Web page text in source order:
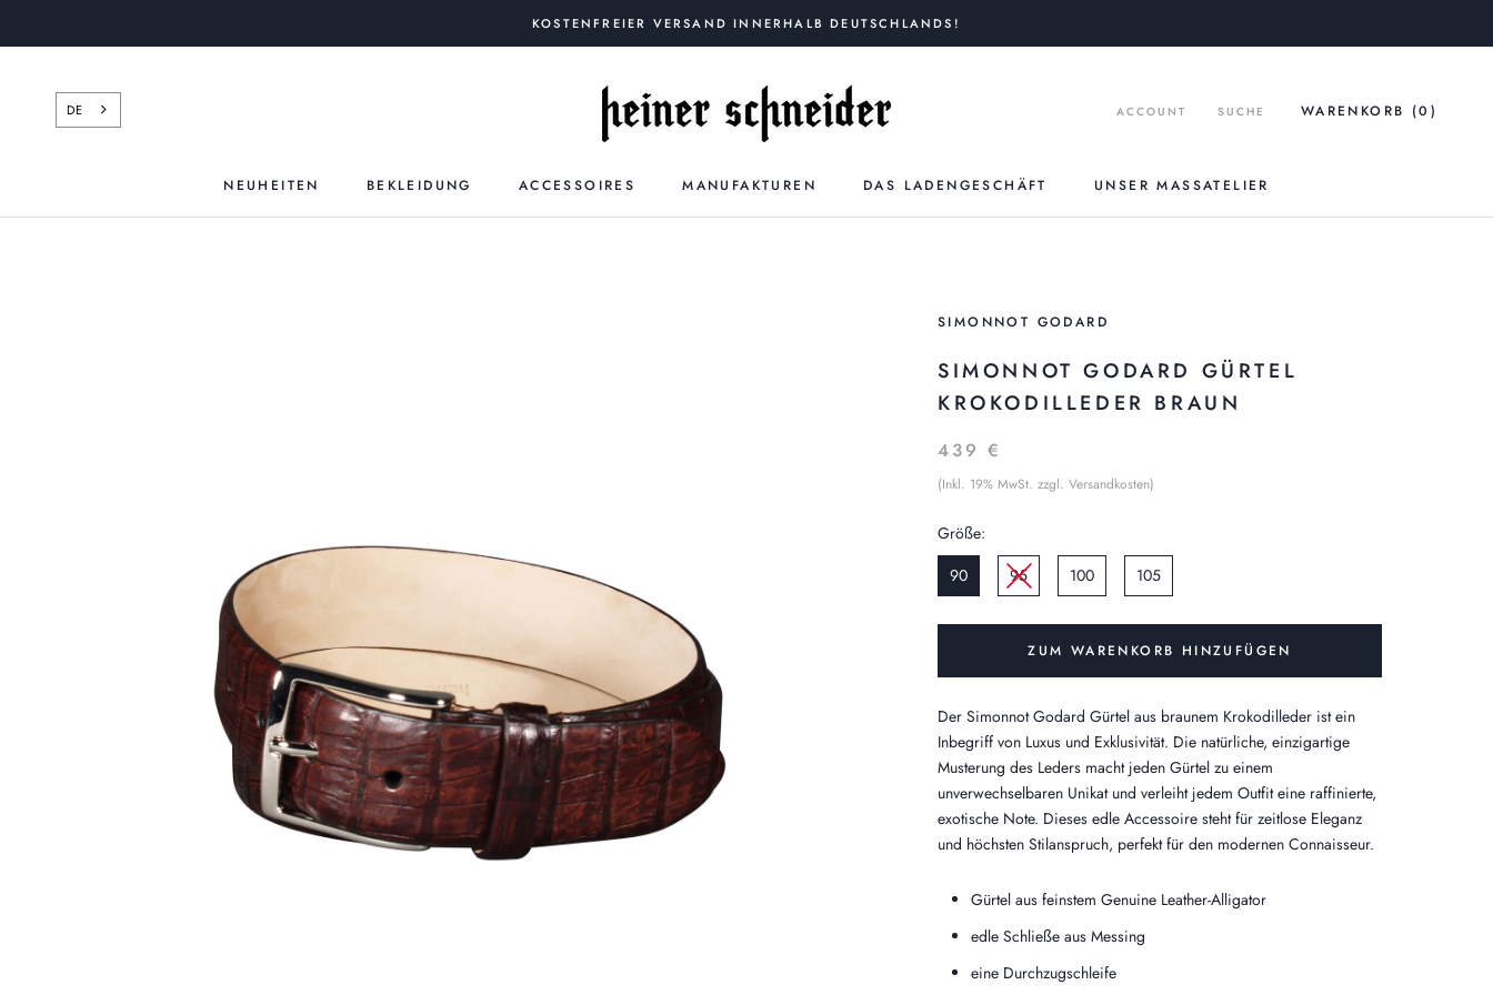
KOSTENFREIER VERSAND INNERHALB DEUTSCHLANDS!
NEUHEITEN
BEKLEIDUNG ACCESSOIRES MANUFAKTUREN DAS LADENGESCHÄFT
UNSER MASSATELIER
DE ACCOUNT SUCHE WARENKORB (0 )
SIMONNOT GODARD
SIMONNOT GODARD GÜRTEL
KROKODILLEDER BRAUN
439 €
(Inkl. 19% MwSt. zzgl. Versandkosten)
Größe:
90
95 100 105
ZUM WARENKORB HINZUFÜGEN
Der Simonnot Godard Gürtel aus braunem Krokodilleder ist ein
Inbegriff von Luxus und Exklusivität. Die natürliche, einzigartige
Musterung des Leders macht jeden Gürtel zu einem
unverwechselbaren Unikat und verleiht jedem Outfit eine raffinierte,
exotische Note. Dieses edle Accessoire steht für zeitlose Eleganz
und höchsten Stilanspruch, perfekt für den modernen Connaisseur.
Gürtel aus feinstem Genuine Leather-Alligator
edle Schließe aus Messing
eine Durchzugschleife